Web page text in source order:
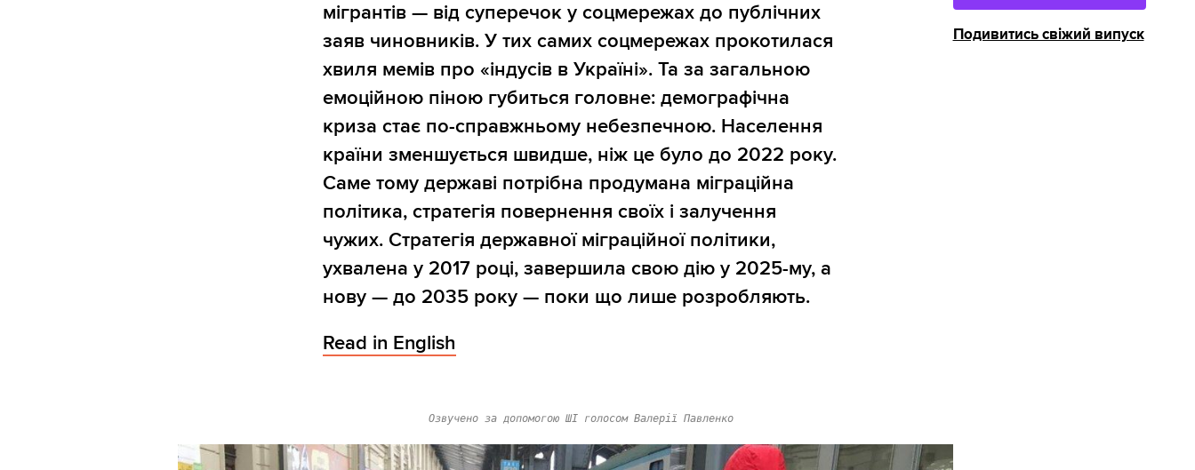
мігрантів — від суперечок у соцмережах до публічних
заяв чиновників. У тих самих соцмережах прокотилася
хвиля мемів про «індусів в Україні». Та за загальною
емоційною піною губиться головне: демографічна
криза стає по-справжньому небезпечною. Населення
країни зменшується швидше, ніж це було до 2022 року.
Саме тому державі потрібна продумана міграційна
політика, стратегія повернення своїх і залучення
чужих. Стратегія державної міграційної політики,
ухвалена у 2017 році, завершила свою дію у 2025-му, а
нову — до 2035 року — поки що лише розробляють.
Read in English
Озвучено за допомогою ШІ голосом Валерії Павленко
Подивитись свіжий випуск